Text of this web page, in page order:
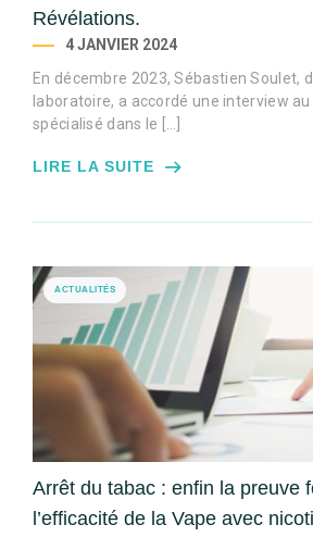
Révélations.
4 JANVIER 2024
En décembre 2023, Sébastien Soulet,
laboratoire, a accordé une interview au
spécialisé dans le […]
LIRE LA SUITE
ACTUALITÉS
Arrêt du tabac : enfin la preuve
l’efficacité de la Vape avec